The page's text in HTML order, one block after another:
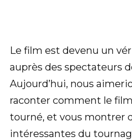
Le film est devenu un
auprès des spectateurs
Aujourd’hui, nous
raconter comment le film
tourné, et vous montrer
intéressantes du